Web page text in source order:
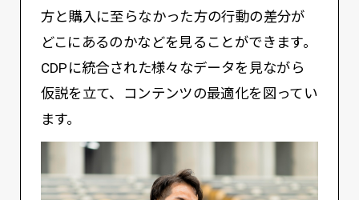
方と購入に至らなかった方の行動の差分が
どこにあるのかなどを見ることができます。
CDPに統合された様々なデータを見ながら
仮説を立て、コンテンツの最適化を図ってい
ます。